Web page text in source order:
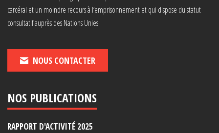
carcéral et un moindre recours à l’emprisonnement et qui dispose du statut
consultatif auprès des Nations Unies.
NOUS CONTACTER
NOS PUBLICATIONS
RAPPORT D'ACTIVITÉ 2025